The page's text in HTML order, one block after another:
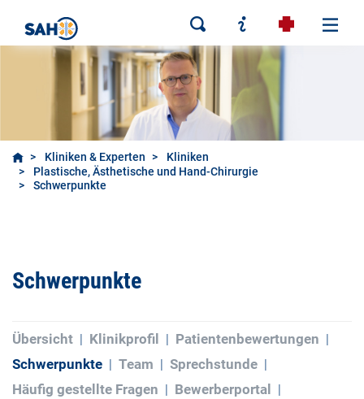
Kliniken & Experten
Kliniken
Plastische, Ästhetische und Hand-Chirurgie
Schwerpunkte
Schwerpunkte
Übersicht Klinikprofil
Patientenbewertungen
Schwerpunkte
Team
Sprechstunde
Häufig gestellte Fragen
Bewerberportal